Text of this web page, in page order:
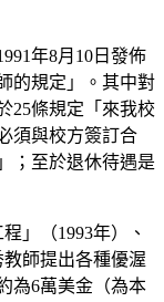
年8月10日發佈
的規定」。其中對
25條規定「來我校
須與校方簽訂合
；至於退休待遇是
」（1993年）、
教師提出各種優渥
為6萬美金（為本